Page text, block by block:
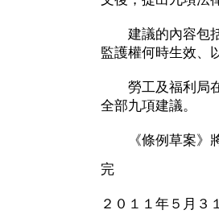
建議的內容包括
監護權何時生效、
勞工及福利局在
全部九項建議。
《條例草案》將
完
２０１１年５月３